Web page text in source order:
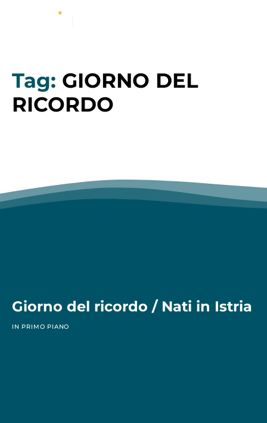
Tag: GIORNO DEL
RICORDO
Giorno del ricordo / Nati in Istria
IN PRIMO PIANO